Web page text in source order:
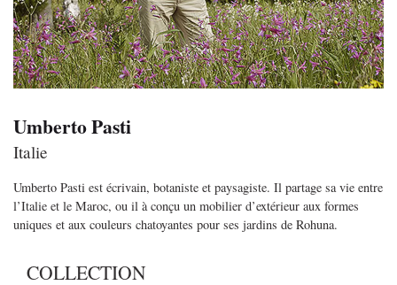
Umberto Pasti
Italie
Umberto Pasti est écrivain, botaniste et paysagiste. Il partage sa vie entre
l’Italie et le Maroc, ou il à conçu un mobilier d’extérieur aux formes
uniques et aux couleurs chatoyantes pour ses jardins de Rohuna.
COLLECTION